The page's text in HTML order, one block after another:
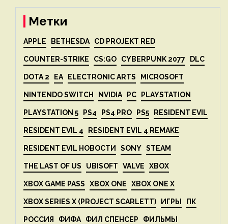
Метки
APPLE BETHESDA CD PROJEKT RED
COUNTER-STRIKE CS:GO CYBERPUNK 2077 DLC
DOTA 2 EA ELECTRONIC ARTS MICROSOFT
NINTENDO SWITCH NVIDIA PC PLAYSTATION
PLAYSTATION 5 PS4 PS4 PRO PS5 RESIDENT EVIL
RESIDENT EVIL 4 RESIDENT EVIL 4 REMAKE
RESIDENT EVIL НОВОСТИ SONY STEAM
THE LAST OF US UBISOFT VALVE XBOX
XBOX GAME PASS XBOX ONE XBOX ONE X
XBOX SERIES X (PROJECT SCARLETT) ИГРЫ ПК
РОССИЯ ФИФА ФИЛ СПЕНСЕР ФИЛЬМЫ